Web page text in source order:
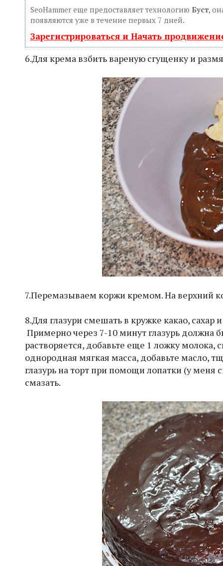
SeoHammer еще предоставляет технологию Буст,
появляются уже в течение первых 7 дней.
Зарегистрироваться и Начать
6.Для крема взбить вареную сгущенку и
7.Перемазываем коржи кремом. На верхний
8.Для глазури смешать в кружке какао,
Примерно через 7-10 минут глазурь должна
растворяется, добавьте еще 1 ложку молока,
однородная мягкая масса, добавьте масло,
глазурь на торт при помощи лопатки (у меня
смазать.